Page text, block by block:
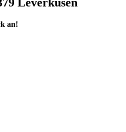
Leverkusen
an!